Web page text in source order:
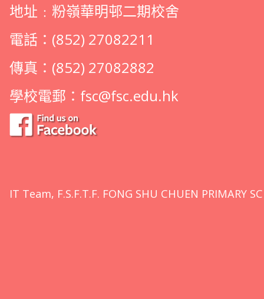
地址﹕粉嶺華明邨二期校舍
電話：(852) 27082211
傳真：(852) 27082882
學校電郵： fsc@fsc.edu.hk
IT Team, F.S.F.T.F. FONG SHU CHUEN PRIMARY